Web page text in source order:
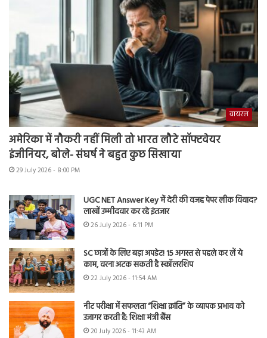
वायरल
अमेरिका में नौकरी नहीं मिली तो भारत लौटे सॉफ्टवेयर
इंजीनियर, बोले- संघर्ष ने बहुत कुछ सिखाया
29 July 2026 - 8:00 PM
UGC NET Answer Key में देरी की वजह पेपर लीक विवाद?
लाखों उम्मीदवार कर रहे इंतजार
26 July 2026 - 6:11 PM
SC छात्रों के लिए बड़ा अपडेट! 15 अगस्त से पहले कर लें ये
काम, वरना अटक सकती है स्कॉलरशिप
22 July 2026 - 11:54 AM
नीट परीक्षा में सफलता “शिक्षा क्रांति” के व्यापक प्रभाव को
उजागर करती है: शिक्षा मंत्री बैंस
20 July 2026 - 11:43 AM